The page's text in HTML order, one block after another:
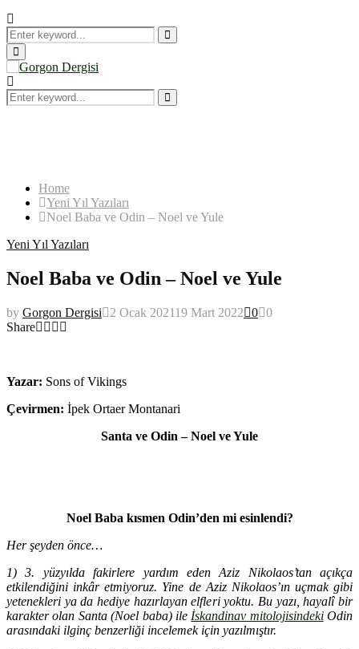
Search
for:
Search
Primary
Menu
Search
for:
Search
Home
Yeni Yıl Yazıları
Noel Baba ve Odin – Noel ve Yule
Yeni Yıl Yazıları
Noel Baba ve Odin – Noel ve Yule
by Gorgon Dergisi 2 Ocak 202119 Mart 2022 0 0
Share
Yazar: Sons of Vikings
Çevirmen: İpek Ortaer Montanari
Santa ve Odin – Noel ve Yule
Noel Baba kısmen Odin’den mi esinlendi?
Her şeyden önce…
1) 3. yüzyılda fakirlere yardım eden Aziz Nikolaos’tan açıkça
etkilendiğini inkâr etmiyoruz. Yine de Aziz Nikolaos’ın uçmak gibi
yetenekleri ya da hediye hazırlayan elfleri yoktu. Bu yazı, hayalî bir
karakter olan Santa (Noel baba) ile İskandinav mitolojisindekiOdin
arasındaki ilginç benzerliği incelemek için yazılmıştır.